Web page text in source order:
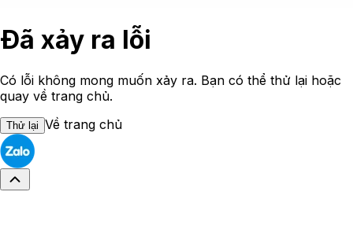
Đã xảy ra lỗi
Có lỗi không mong muốn xảy ra. Bạn có thể thử lại hoặc
quay về trang chủ.
Thử lại Về trang chủ